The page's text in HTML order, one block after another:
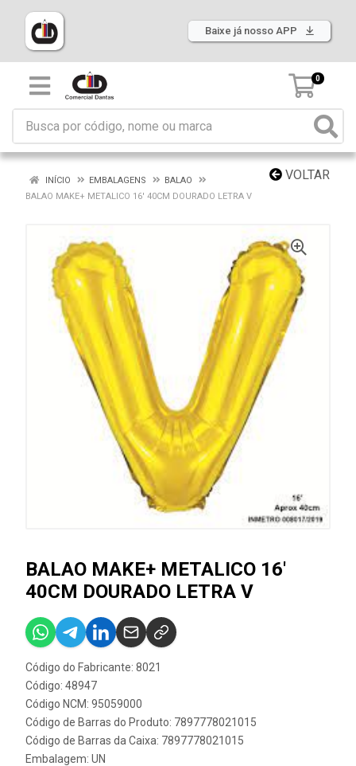
Baixe já nosso APP
0
VOLTAR
INÍCIO EMBALAGENS
BALAO
BALAO MAKE+ METALICO 16' 40CM DOURADO LETRA V
BALAO MAKE+ METALICO 16'
40CM DOURADO LETRA V
Código do Fabricante: 8021
Código: 48947
Código NCM: 95059000
Código de Barras do Produto: 7897778021015
Código de Barras da Caixa: 7897778021015
Embalagem: UN